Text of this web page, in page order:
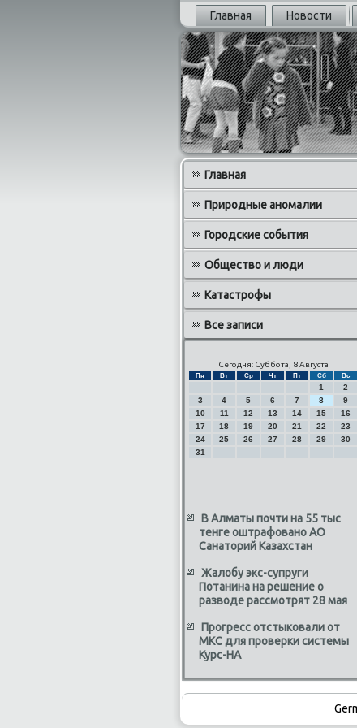
Главная Новости
Главная
Природные аномалии
Городские события
Общество и люди
Катастрофы
Все записи
Сегодня: Суббота, 8 Августа
Пн Вт Ср Чт Пт Сб Вс
1
2
3
4 5 6 7 8
9
10
11 12 13 14 15
16
17
18 19 20 21 22
23
24
25 26 27 28 29
30
31
В Алматы почти на 55 тыс
тенге оштрафовано АО
Санаторий Казахстан
Жалобу экс-супруги
Потанина на решение о
разводе рассмотрят 28 мая
Прогресс отстыковали от
МКС для проверки системы
Курс-НА